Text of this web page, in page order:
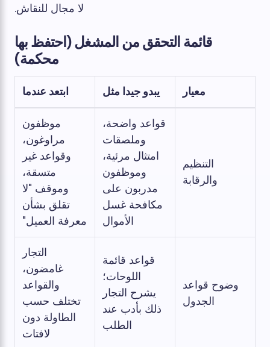
لا مجال للنقاش.
قائمة التحقق من المشغل (احتفظ بها
محكمة)
معيار يبدو جيدا مثل ابتعد عندما
التنظيم
والرقابة
قواعد واضحة،
وملصقات
امتثال مرئية،
وموظفون
مدربون على
مكافحة غسل
الأموال
موظفون
مراوغون،
وقواعد غير
متسقة،
وموقف "لا
تقلق بشأن
معرفة العميل"
وضوح قواعد
الجدول
قواعد قائمة
اللوحات؛
يشرح التجار
ذلك بأدب عند
الطلب
التجار
غامضون،
والقواعد
تختلف حسب
الطاولة دون
لافتات